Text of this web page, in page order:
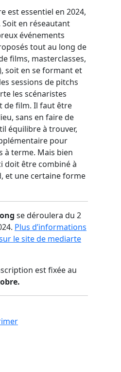
est essentiel en 2024,
Soit en réseautant
événements
tout au long de
films, masterclasses,
soit en se formant et
sessions de pitchs
les scénaristes
de film. Il faut être
sans en faire de
équilibre à trouver,
pour
à terme. Mais bien
doit être combiné à
et une certaine forme
se déroulera du 2
Plus d’informations
le site de mediarte
est fixée au